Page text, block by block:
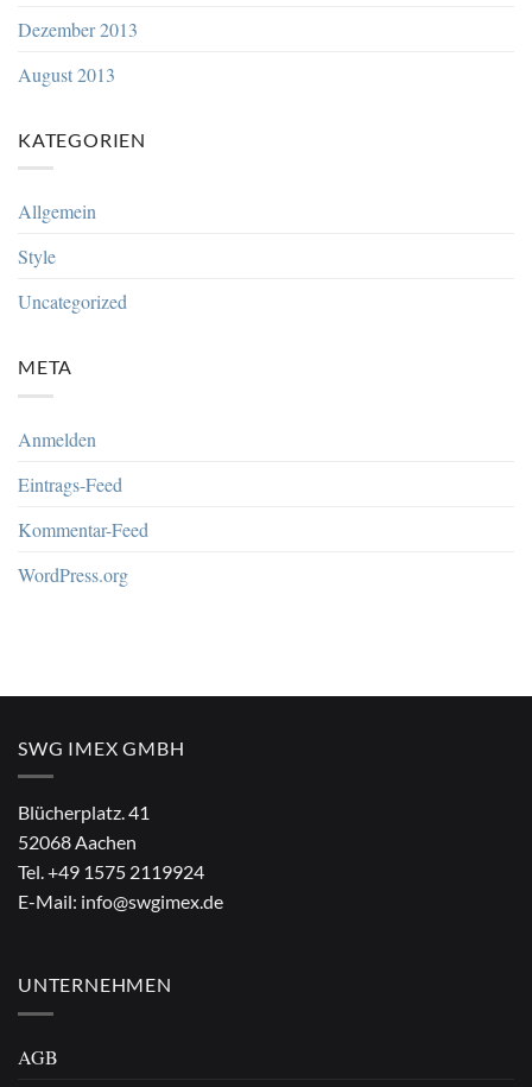
Dezember 2013
August 2013
KATEGORIEN
Allgemein
Style
Uncategorized
META
Anmelden
Eintrags-Feed
Kommentar-Feed
WordPress.org
SWG IMEX GMBH
Blücherplatz. 41
52068 Aachen
Tel.+49 1575 2119924
E-Mail: info@swgimex.de
UNTERNEHMEN
AGB